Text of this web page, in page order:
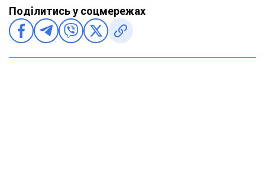
Поділитись у соцмережах